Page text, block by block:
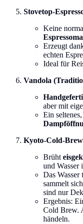
Stovetop-
Keine
Erzeugt
echten
Ideal für
Vandola
aber mit
Ein
Kyoto-Cold-
Brüht
und Wasser
Das Wasser
sammelt
sind nur
Ergebnis:
Cold Brew.
händeln.